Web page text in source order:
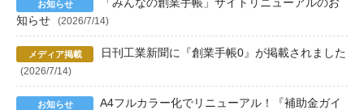
知らせ
(2026/7/14)
日刊工業新聞に『創業手帳0』が掲載されました
(2026/7/14)
A4フルカラー化でリニューアル！『補助金ガイ